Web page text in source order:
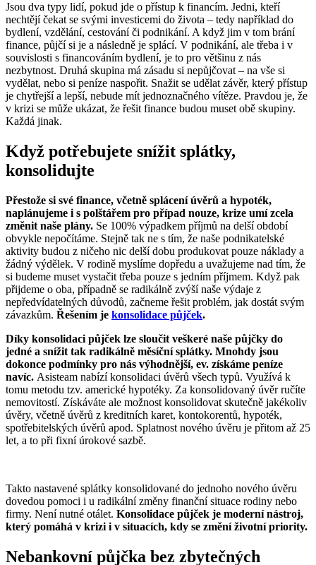
Jsou dva typy lidí, pokud jde o přístup k financím. Jedni, kteří
nechtějí čekat se svými investicemi do života – tedy například do
bydlení, vzdělání, cestování či podnikání. A když jim v tom brání
finance, půjčí si je a následně je splácí. V podnikání, ale třeba i v
souvislosti s financováním bydlení, je to pro většinu z nás
nezbytnost. Druhá skupina má zásadu si nepůjčovat – na vše si
vydělat, nebo si peníze naspořit. Snažit se udělat závěr, který přístup
je chytřejší a lepší, nebude mít jednoznačného vítěze. Pravdou je, že
v krizi se může ukázat, že řešit finance budou muset obě skupiny.
Každá jinak.
Když potřebujete snížit splátky,
konsolidujte
Přestože si své finance, včetně splácení úvěrů a hypoték,
naplánujeme i s polštářem pro případ nouze, krize umí zcela
změnit naše plány. Se 100% výpadkem příjmů na delší období
obvykle nepočítáme. Stejně tak ne s tím, že naše podnikatelské
aktivity budou z ničeho nic delší dobu produkovat pouze náklady a
žádný výdělek. V rodině myslíme dopředu a uvažujeme nad tím, že
si budeme muset vystačit třeba pouze s jedním příjmem. Když pak
přijdeme o oba, případně se radikálně zvýší naše výdaje z
nepředvídatelných důvodů, začneme řešit problém, jak dostát svým
závazkům. Řešením je konsolidace půjček.
Díky konsolidaci půjček lze sloučit veškeré naše půjčky do
jedné a snížit tak radikálně měsíční splátky. Mnohdy jsou
dokonce podmínky pro nás výhodnější, ev. získáme peníze
navíc. Asisteam nabízí konsolidaci úvěrů všech typů. Využívá k
tomu metodu tzv. americké hypotéky. Za konsolidovaný úvěr ručíte
nemovitostí. Získáváte ale možnost konsolidovat skutečně jakékoliv
úvěry, včetně úvěrů z kreditních karet, kontokorentů, hypoték,
spotřebitelských úvěrů apod. Splatnost nového úvěru je přitom až 25
let, a to při fixní úrokové sazbě.
Takto nastavené splátky konsolidované do jednoho nového úvěru
dovedou pomoci i u radikální změny finanční situace rodiny nebo
firmy. Není nutné otálet. Konsolidace půjček je moderní nástroj,
který pomáhá v krizi i v situacích, kdy se změní životní priority.
Nebankovní půjčka bez zbytečných